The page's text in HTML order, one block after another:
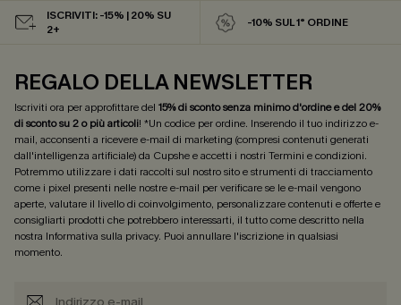
ISCRIVITI: -15% | 20% SU
2+
-10% SUL 1° ORDINE
REGALO DELLA NEWSLETTER
Iscriviti ora per approfittare del 15% di sconto senza minimo d'ordine e del 20%
di sconto su 2 o più articoli! *Un codice per ordine. Inserendo il tuo indirizzo e-
mail, acconsenti a ricevere e-mail di marketing (compresi contenuti generati
dall'intelligenza artificiale) da Cupshe e accetti i nostri Termini e condizioni.
Potremmo utilizzare i dati raccolti sul nostro sito e strumenti di tracciamento
come i pixel presenti nelle nostre e-mail per verificare se le e-mail vengono
aperte, valutare il livello di coinvolgimento, personalizzare contenuti e offerte e
consigliarti prodotti che potrebbero interessarti, il tutto come descritto nella
nostra Informativa sulla privacy. Puoi annullare l'iscrizione in qualsiasi
momento.